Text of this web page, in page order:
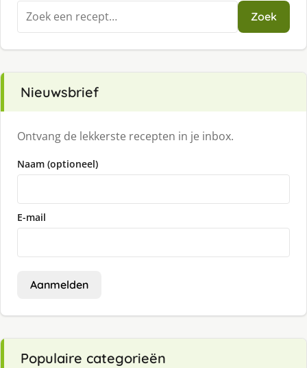
Zoeken
naar:
Zoek
Nieuwsbrief
Ontvang de lekkerste recepten in je inbox.
Naam (optioneel)
E-mail
Aanmelden
Populaire categorieën